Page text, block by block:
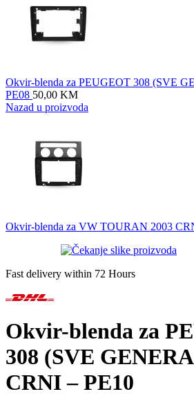
Okvir-blenda za PEUGEOT 308 (SVE
PE08 50,00 KM
Nazad u proizvoda
Okvir-blenda za VW TOURAN 2003
Fast delivery within 72 Hours
Okvir-blenda za
308 (SVE
CRNI – PE10